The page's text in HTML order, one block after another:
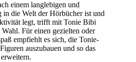
einem langlebigen und
in die Welt der Hörbücher ist und
legt, trifft mit Tonie Bibi
Für einen gezielten oder
empfiehlt es sich, die Tonie-
auszubauen und so das